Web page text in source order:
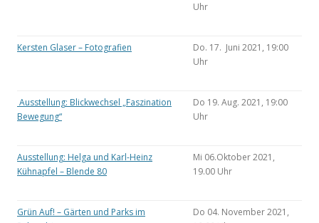
Uhr
Kersten Glaser – Fotografien
Do. 17. Juni 2021, 19:00
Uhr
Ausstellung: Blickwechsel „Faszination
Bewegung“
Do 19. Aug. 2021, 19:00
Uhr
Ausstellung: Helga und Karl-Heinz
Kühnapfel – Blende 80
Mi 06.Oktober 2021,
19.00 Uhr
Grün Auf! – Gärten und Parks im
Do 04. November 2021,